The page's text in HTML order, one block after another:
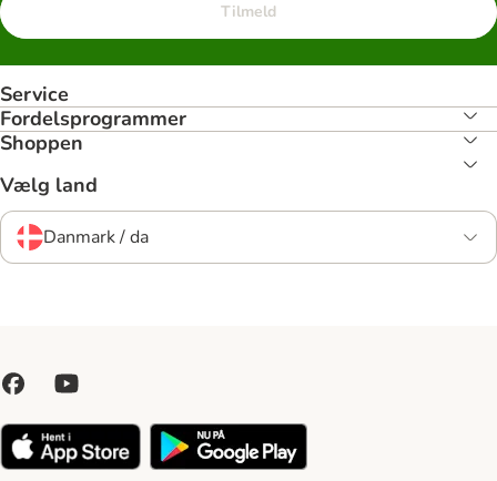
Tilmeld
Service
Fordelsprogrammer
Shoppen
Vælg land
Danmark / da